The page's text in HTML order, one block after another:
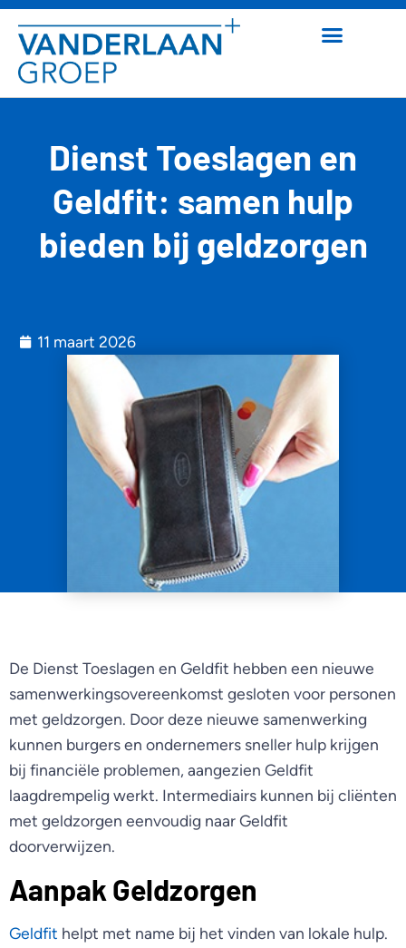
Dienst Toeslagen en
Geldfit: samen hulp
bieden bij geldzorgen
11 maart 2026
De Dienst Toeslagen en Geldfit hebben een nieuwe
samenwerkingsovereenkomst gesloten voor personen
met geldzorgen. Door deze nieuwe samenwerking
kunnen burgers en ondernemers sneller hulp krijgen
bij financiële problemen, aangezien Geldfit
laagdrempelig werkt. Intermediairs kunnen bij cliënten
met geldzorgen eenvoudig naar Geldfit
doorverwijzen.
Aanpak Geldzorgen
Geldfit helpt met name bij het vinden van lokale hulp.